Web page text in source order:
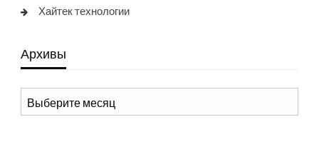
Хайтек технологии
Архивы
Архивы